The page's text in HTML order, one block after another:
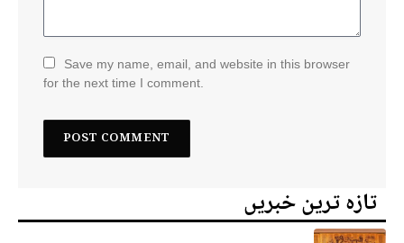
Save my name, email, and website in this browser
for the next time I comment.
تازہ ترین خبریں